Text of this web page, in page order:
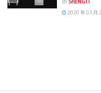
2020 年 03 月